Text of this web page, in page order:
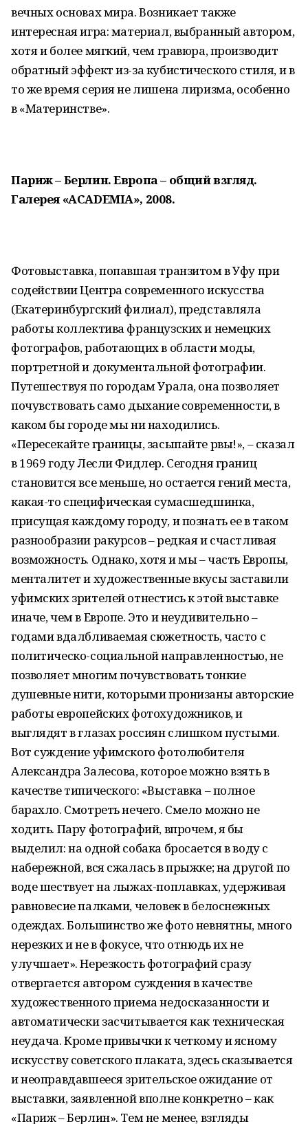
вечных основах мира. Возникает также
интересная игра: материал, выбранный автором,
хотя и более мягкий, чем гравюра, производит
обратный эффект из-за кубистического стиля, и в
то же время серия не лишена лиризма, особенно
в «Материнстве».
Париж – Берлин. Европа – общий взгляд.
Галерея «ACADEMIA», 2008.
Фотовыставка, попавшая транзитом в Уфу при
содействии Центра современного искусства
(Екатеринбургский филиал), представляла
работы коллектива французских и немецких
фотографов, работающих в области моды,
портретной и документальной фотографии.
Путешествуя по городам Урала, она позволяет
почувствовать само дыхание современности, в
каком бы городе мы ни находились.
«Пересекайте границы, засыпайте рвы!», – сказал
в 1969 году Лесли Фидлер. Сегодня границ
становится все меньше, но остается гений места,
какая-то специфическая сумасшедшинка,
присущая каждому городу, и познать ее в таком
разнообразии ракурсов – редкая и счастливая
возможность. Однако, хотя и мы – часть Европы,
менталитет и художественные вкусы заставили
уфимских зрителей отнестись к этой выставке
иначе, чем в Европе. Это и неудивительно –
годами вдалбливаемая сюжетность, часто с
политическо-социальной направленностью, не
позволяет многим почувствовать тонкие
душевные нити, которыми пронизаны авторские
работы европейских фотохудожников, и
выглядят в глазах россиян слишком пустыми.
Вот суждение уфимского фотолюбителя
Александра Залесова, которое можно взять в
качестве типического: «Выставка – полное
барахло. Смотреть нечего. Смело можно не
ходить. Пару фотографий, впрочем, я бы
выделил: на одной собака бросается в воду с
набережной, вся сжалась в прыжке; на другой по
воде шествует на лыжах-поплавках, удерживая
равновесие палками, человек в белоснежных
одеждах. Большинство же фото невнятны, много
нерезких и не в фокусе, что отнюдь их не
улучшает». Нерезкость фотографий сразу
отвергается автором суждения в качестве
художественного приема недосказанности и
автоматически засчитывается как техническая
неудача. Кроме привычки к четкому и ясному
искусству советского плаката, здесь сказывается
и неоправдавшееся зрительское ожидание от
выставки, заявленной вполне конкретно – как
«Париж – Берлин». Тем не менее, взгляды